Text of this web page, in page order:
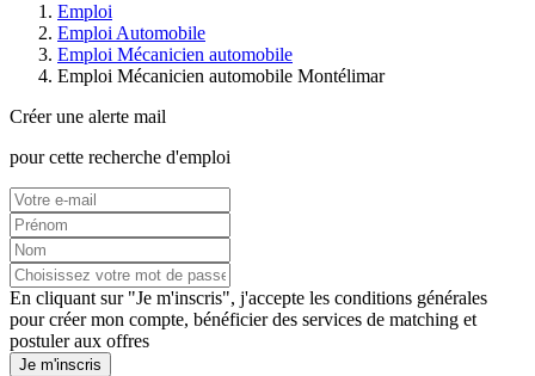
Emploi
Emploi Automobile
Emploi Mécanicien automobile
Emploi Mécanicien automobile Montélimar
Créer une alerte mail
pour cette recherche d'emploi
En cliquant sur "Je m'inscris", j'accepte les conditions générales
pour créer mon compte, bénéficier des services de matching et
postuler aux offres
Je m'inscris